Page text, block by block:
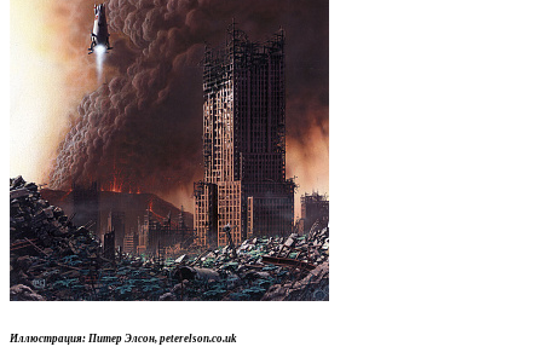
Иллюстрация: Питер Элсон, peterelson.co.uk